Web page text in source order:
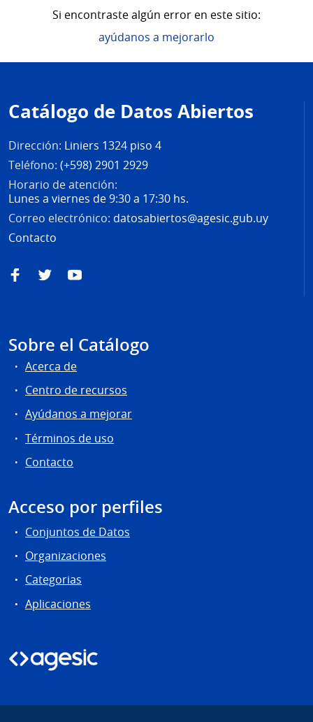
Si encontraste algún error en este sitio:
ayúdanos a mejorarlo
de
página
Catálogo de Datos Abiertos
Dirección: Liniers 1324 piso 4
Teléfono: (+598) 2901 2929
Horario de atención:
Lunes a viernes de 9:30 a 17:30 hs.
Correo electrónico: datosabiertos@agesic.gub.uy
Contacto
FacebookTwitterYouTube
Sobre el Catálogo
Acerca de
Centro de recursos
Ayúdanos a mejorar
Términos de uso
Contacto
Acceso por perfiles
Conjuntos de Datos
Organizaciones
Categorias
Aplicaciones